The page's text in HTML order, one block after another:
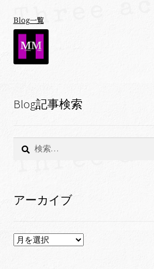
Blog一覧
Blog記事検索
アーカイブ
ア